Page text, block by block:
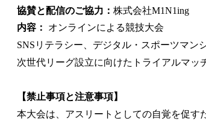
協賛と配信のご協力： 株式会社M1N1ing
内容：
オンラインによる競技大会
SNSリテラシー、デジタル・スポーツマン
次世代リーグ設立に向けたトライアルマッ
【禁止事項と注意事項】
本大会は、アスリートとしての自覚を促す